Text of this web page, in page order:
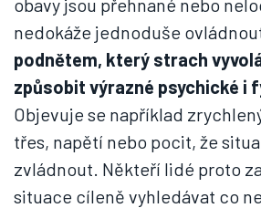
obavy jsou přehnané nebo
nedokáže jednoduše
podnětem, který strach
způsobit výrazné psychické i
Objevuje se například
třes, napětí nebo pocit, že
zvládnout. Někteří lidé proto
situace cíleně vyhledávat co